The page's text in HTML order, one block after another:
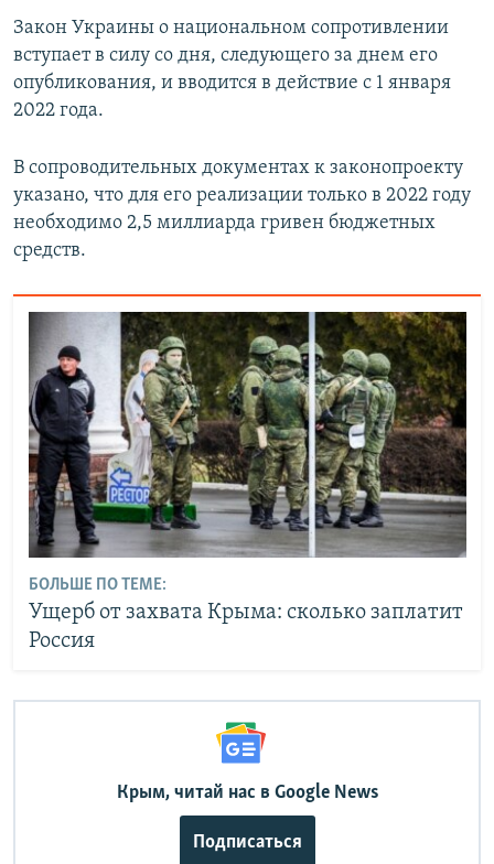
Закон Украины о национальном сопротивлении
вступает в силу со дня, следующего за днем его
опубликования, и вводится в действие с 1 января
2022 года.
В сопроводительных документах к законопроекту
указано, что для его реализации только в 2022 году
необходимо 2,5 миллиарда гривен бюджетных
средств.
БОЛЬШЕ ПО ТЕМЕ:
Ущерб от захвата Крыма: сколько заплатит
Россия
Крым, читай нас в Google News
Подписаться